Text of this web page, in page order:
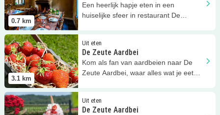
0.7 km
Een heerlijk hapje eten in een
huiselijke sfeer in restaurant De
3.1 km
Uit eten
De Zeute Aardbei
Kom als fan van aardbeien naar De
Zeute Aardbei, waar alles wat je eet
Lees meer De Zeute Aardbei
Uit eten
De Zeute Aardbei
Lees meer De Zeute Aardbei